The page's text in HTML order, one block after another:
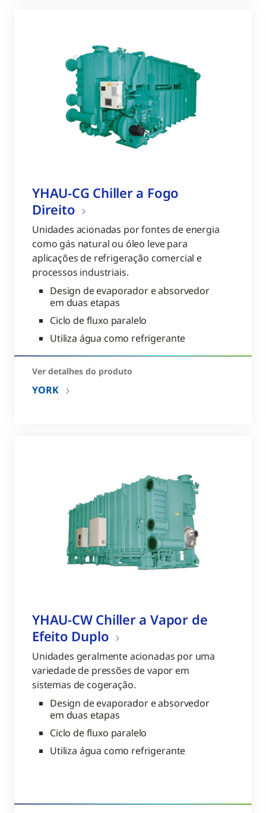
YHAU-CG Chiller a Fogo
Direito
Unidades acionadas por fontes de energia
como gás natural ou óleo leve para
aplicações de refrigeração comercial e
processos industriais.
Design de evaporador e absorvedor
em duas etapas
Ciclo de fluxo paralelo
Utiliza água como refrigerante
Ver detalhes do produto
YORK
YHAU-CW Chiller a Vapor de
Efeito Duplo
Unidades geralmente acionadas por uma
variedade de pressões de vapor em
sistemas de cogeração.
Design de evaporador e absorvedor
em duas etapas
Ciclo de fluxo paralelo
Utiliza água como refrigerante